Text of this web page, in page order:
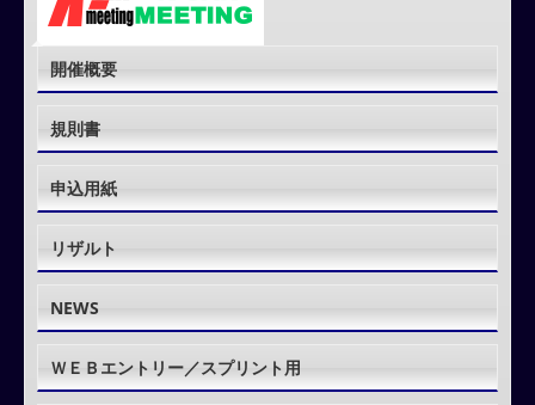
開催概要
規則書
申込用紙
リザルト
NEWS
ＷＥＢエントリー／スプリント用